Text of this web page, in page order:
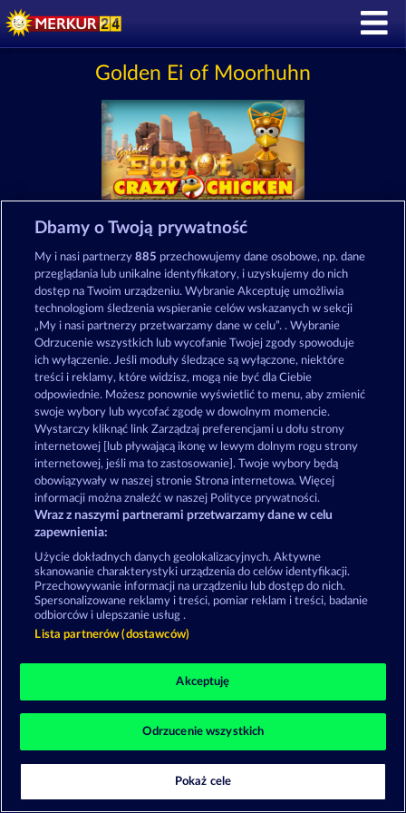
Golden Ei of Moorhuhn
Zasady i warunki Polityka prywatności
Nota prawna Firma FAQ Facebook
Prześlij wniosek o wypłatę
Gry społecznościowe mają przeznaczenie czysto
rozrywkowe i nie mają absolutnie żadnego wpływu
na przyszłe powodzenie w grze o prawdziwe
pieniądze.
©2026 Whow Games GmbH
Dbamy o Twoją prywatność
My i nasi partnerzy885 przechowujemy dane osobowe, np. dane
przeglądania lub unikalne identyfikatory, i uzyskujemy do nich
dostęp na Twoim urządzeniu. Wybranie Akceptuję umożliwia
technologiom śledzenia wspieranie celów wskazanych w sekcji
„My i nasi partnerzy przetwarzamy dane w celu”. . Wybranie
Odrzucenie wszystkich lub wycofanie Twojej zgody spowoduje
ich wyłączenie. Jeśli moduły śledzące są wyłączone, niektóre
treści i reklamy, które widzisz, mogą nie być dla Ciebie
odpowiednie. Możesz ponownie wyświetlić to menu, aby zmienić
swoje wybory lub wycofać zgodę w dowolnym momencie.
Wystarczy kliknąć link Zarządzaj preferencjami u dołu strony
internetowej [lub pływającą ikonę w lewym dolnym rogu strony
internetowej, jeśli ma to zastosowanie]. Twoje wybory będą
obowiązywały w naszej stronie Strona internetowa. Więcej
informacji można znaleźć w naszej Polityce prywatności.
Wraz z naszymi partnerami przetwarzamy dane w celu
zapewnienia:
Użycie dokładnych danych geolokalizacyjnych. Aktywne
skanowanie charakterystyki urządzenia do celów identyfikacji.
Przechowywanie informacji na urządzeniu lub dostęp do nich.
Spersonalizowane reklamy i treści, pomiar reklam i treści, badanie
odbiorców i ulepszanie usług .
Lista partnerów (dostawców)
Akceptuję
Odrzucenie wszystkich
Pokaż cele